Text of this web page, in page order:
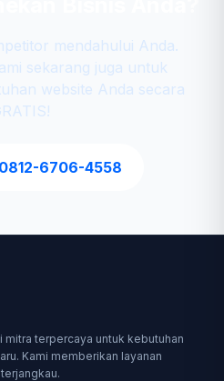
mendahului Anda.
sekarang juga untuk
website Anda secara
6706-4558
terpercaya untuk kebutuhan
Kami memberikan layanan